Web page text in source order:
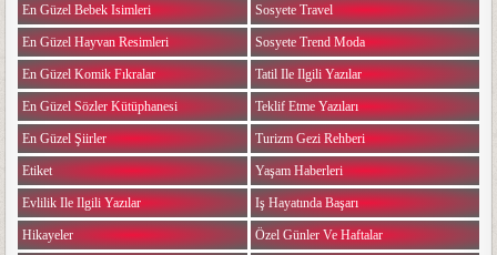
En Güzel Bebek Isimleri
En Güzel Hayvan Resimleri
En Güzel Komik Fıkralar
En Güzel Sözler Kütüphanesi
En Güzel Şiirler
Etiket
Evlilik Ile Ilgili Yazılar
Hikayeler
Sosyete Travel
Sosyete Trend Moda
Tatil Ile Ilgili Yazılar
Teklif Etme Yazıları
Turizm Gezi Rehberi
Yaşam Haberleri
Iş Hayatında Başarı
Özel Günler Ve Haftalar